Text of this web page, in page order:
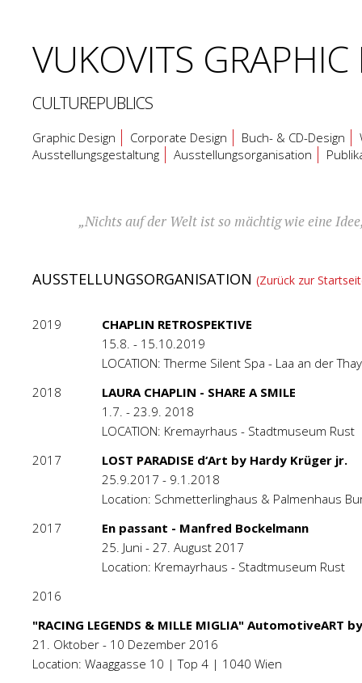
VUKOVITS
CULTUREPUBLICS
Graphic Design Corporate Design Buch- & CD-Design
Ausstellungsgestaltung
Ausstellungsorganisation
„Nichts auf der Welt ist so mächtig wie eine
AUSSTELLUNGSORGANISATION (Zurück zur
2019
CHAPLIN RETROSPEKTIVE
15.8. - 15.10.2019
LOCATION: Therme Silent Spa - Laa an der
2018
LAURA CHAPLIN - SHARE A SMILE
1.7. - 23.9. 2018
LOCATION: Kremayrhaus - Stadtmuseum Rust
2017
LOST PARADISE d‘Art by Hardy Krüger jr.
25.9.2017 - 9.1.2018
Location: Schmetterlinghaus & Palmenhaus
2017
En passant - Manfred Bockelmann
25. Juni - 27. August 2017
Location: Kremayrhaus - Stadtmuseum Rust
2016
"RACING LEGENDS & MILLE MIGLIA" AutomotiveART
21. Oktober - 10 Dezember 2016
Location: Waaggasse 10 | Top 4 | 1040 Wien